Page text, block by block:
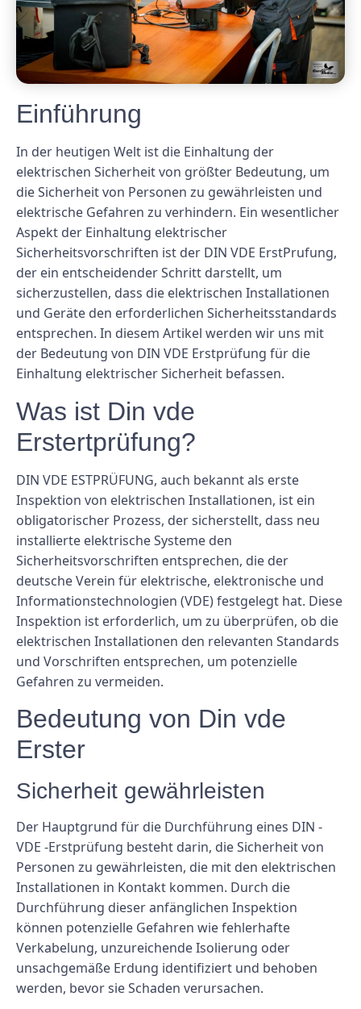
Einführung
In der heutigen Welt ist die Einhaltung der
elektrischen Sicherheit von größter Bedeutung, um
die Sicherheit von Personen zu gewährleisten und
elektrische Gefahren zu verhindern. Ein wesentlicher
Aspekt der Einhaltung elektrischer
Sicherheitsvorschriften ist der DIN VDE ErstPrufung,
der ein entscheidender Schritt darstellt, um
sicherzustellen, dass die elektrischen Installationen
und Geräte den erforderlichen Sicherheitsstandards
entsprechen. In diesem Artikel werden wir uns mit
der Bedeutung von DIN VDE Erstprüfung für die
Einhaltung elektrischer Sicherheit befassen.
Was ist Din vde
Erstertprüfung?
DIN VDE ESTPRÜFUNG, auch bekannt als erste
Inspektion von elektrischen Installationen, ist ein
obligatorischer Prozess, der sicherstellt, dass neu
installierte elektrische Systeme den
Sicherheitsvorschriften entsprechen, die der
deutsche Verein für elektrische, elektronische und
Informationstechnologien (VDE) festgelegt hat. Diese
Inspektion ist erforderlich, um zu überprüfen, ob die
elektrischen Installationen den relevanten Standards
und Vorschriften entsprechen, um potenzielle
Gefahren zu vermeiden.
Bedeutung von Din vde
Erster
Sicherheit gewährleisten
Der Hauptgrund für die Durchführung eines DIN -
VDE -Erstprüfung besteht darin, die Sicherheit von
Personen zu gewährleisten, die mit den elektrischen
Installationen in Kontakt kommen. Durch die
Durchführung dieser anfänglichen Inspektion
können potenzielle Gefahren wie fehlerhafte
Verkabelung, unzureichende Isolierung oder
unsachgemäße Erdung identifiziert und behoben
werden, bevor sie Schaden verursachen.